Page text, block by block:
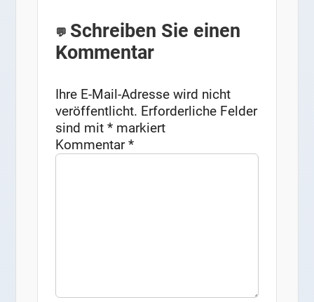
Schreiben Sie einen
Kommentar
Ihre E-Mail-Adresse wird nicht
veröffentlicht. Erforderliche Felder
sind mit* markiert
Kommentar*